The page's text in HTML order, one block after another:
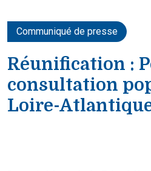
Communiqué de presse
Réunification :
consultation
Loire-